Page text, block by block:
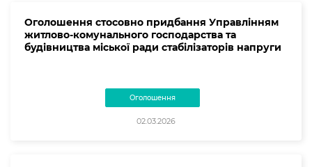
Оголошення стосовно придбання Управлінням
житлово-комунального господарства та
будівництва міської ради стабілізаторів напруги
Оголошення
02.03.2026